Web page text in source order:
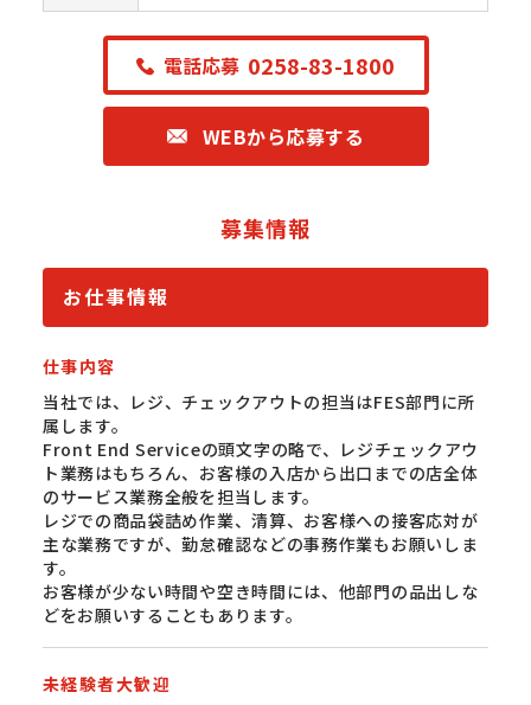
電話応募 0258-83-1800
WEBから応募する
募集情報
お仕事情報
仕事内容
当社では、レジ、チェックアウトの担当はFES部門に所
属します。
Front End Serviceの頭文字の略で、レジチェックアウ
ト業務はもちろん、お客様の入店から出口までの店全体
のサービス業務全般を担当します。
レジでの商品袋詰め作業、清算、お客様への接客応対が
主な業務ですが、勤怠確認などの事務作業もお願いしま
す。
お客様が少ない時間や空き時間には、他部門の品出しな
どをお願いすることもあります。
未経験者大歓迎